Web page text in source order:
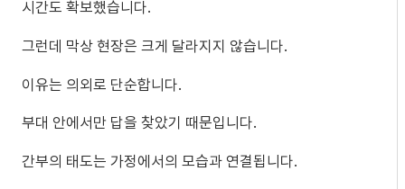
시간도 확보했습니다.
그런데 막상 현장은 크게 달라지지 않습니다.
이유는 의외로 단순합니다.
부대 안에서만 답을 찾았기 때문입니다.
간부의 태도는 가정에서의 모습과 연결됩니다.